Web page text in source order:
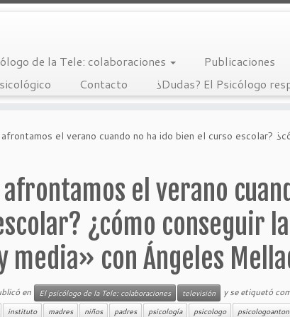
de la Tele: colaboraciones Publicaciones
Contacto ¿Dudas? El Psicólogo
el verano cuando no ha ido bien el curso escolar?
afrontamos el verano
¿cómo conseguir
media» con Ángeles
en El psicólogo de la Tele: colaboraciones televisión y se etiquetó
instituto madres niños padres psicología psicologo